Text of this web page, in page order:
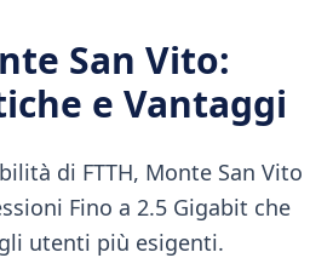
San Vito:
e Vantaggi
di FTTH, Monte San Vito
Fino a 2.5 Gigabit che
utenti più esigenti.